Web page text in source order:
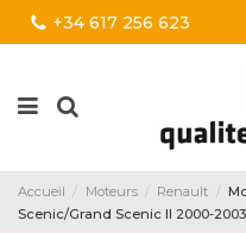
+34 617 256 623
Accueil Moteurs Renault
Scenic/Grand Scenic II 2000-2003